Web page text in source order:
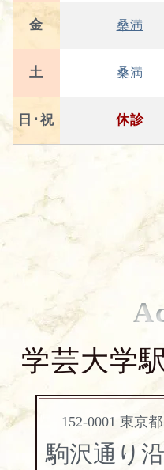
金
土
日･祝
桑満
桑満
休診
学芸大学
152-0001 東京
駒沢通り